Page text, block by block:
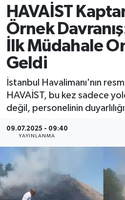
HAVAİST
Örnek
İlk Müdahale
Geldi
İstanbul Havalimanı'nın resmi
HAVAİST, bu kez sadece
değil, personelinin
09.07.2025 - 09:40
YAYINLANMA